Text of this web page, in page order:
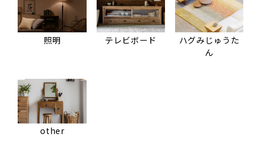
照明 テレビボード
ハグみじゅうた
ん
other